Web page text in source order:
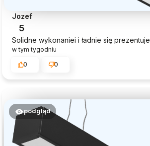
Jozef
5
Solidne wykonaniei i ładnie się prezentuje
w tym tygodniu
0
0
podgląd